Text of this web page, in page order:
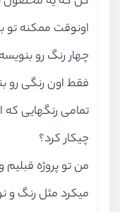
اونوقت ممکنه
چهار رنگ رو
فقط اون رنگی رو
تمامی رنگهایی که
چیکار کرد؟
من تو پروژه
میکرد مثل رنگ و